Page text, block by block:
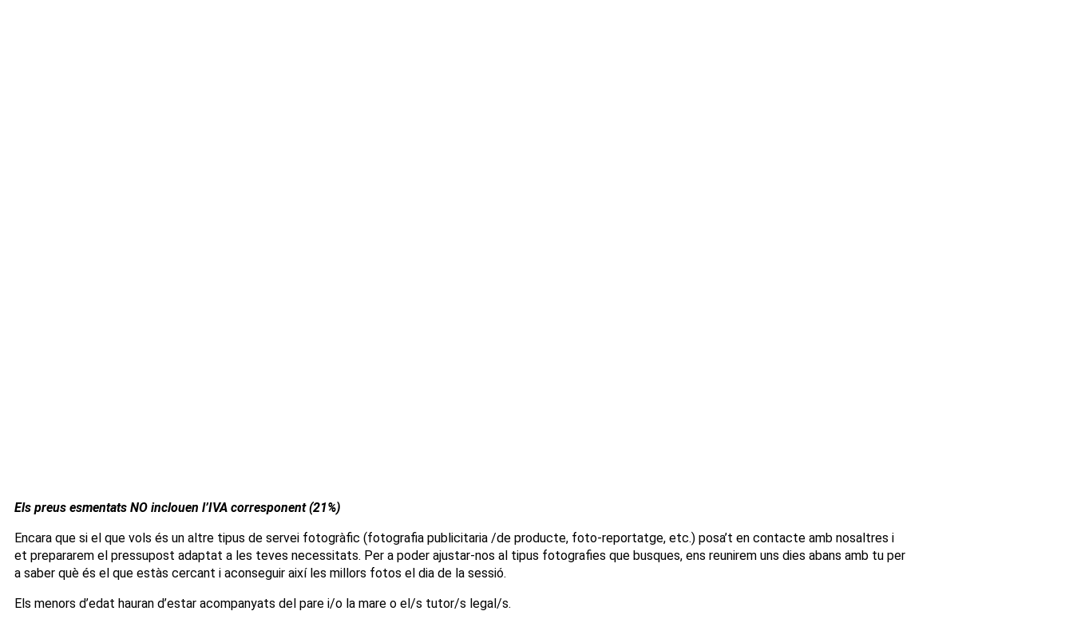
Els preus esmentats NO inclouen l’IVA corresponent (21%)
Encara que si el que vols és un altre tipus de servei fotogràfic (fotografia publicitaria /de producte, foto-reportatge, etc.) posa’t en contacte amb nosaltres i
et prepararem el pressupost adaptat a les teves necessitats. Per a poder ajustar-nos al tipus fotografies que busques, ens reunirem uns dies abans amb tu per
a saber què és el que estàs cercant i aconseguir així les millors fotos el dia de la sessió.
Els menors d’edat hauran d’estar acompanyats del pare i/o la mare o el/s tutor/s legal/s.